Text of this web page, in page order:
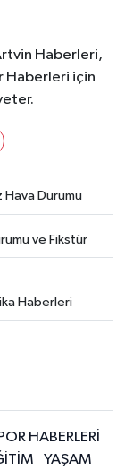
Haberleri,
Haberleri için
Durumu
ve Fikstür
Haberleri
HABERLERİ
YAŞAM